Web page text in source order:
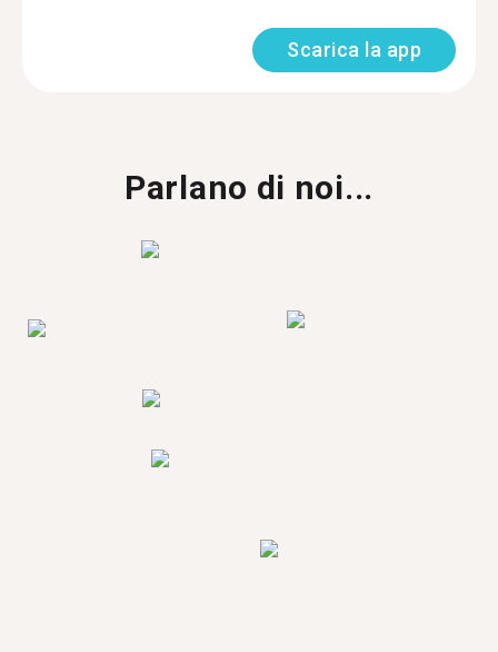
Scarica la app
Parlano di noi...